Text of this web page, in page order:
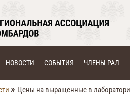
НОВОСТИ СОБЫТИЯ ЧЛЕНЫ РАЛ
» Цены на выращенные в